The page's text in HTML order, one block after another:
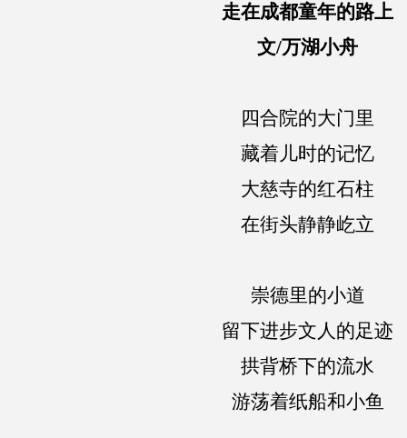
走在成都童年的路上
文/万湖小舟
四合院的大门里
藏着儿时的记忆
大慈寺的红石柱
在街头静静屹立
崇德里的小道
留下进步文人的足迹
拱背桥下的流水
游荡着纸船和小鱼